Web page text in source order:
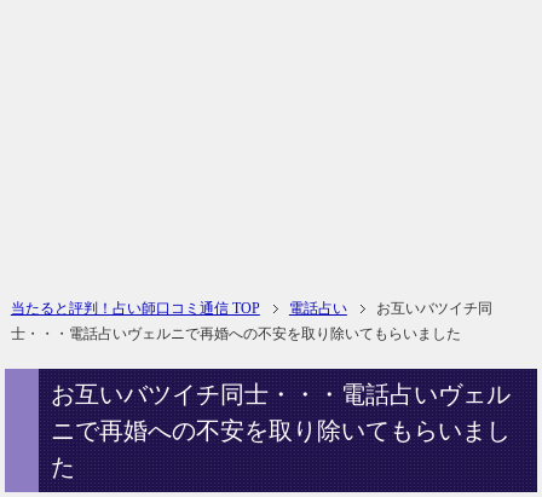
当たると評判！占い師口コミ通信 TOP 電話占い
お互いバツイチ同
士・・・電話占いヴェルニで再婚への不安を取り除いてもらいました
お互いバツイチ同士・・・電話占いヴェル
ニで再婚への不安を取り除いてもらいまし
た